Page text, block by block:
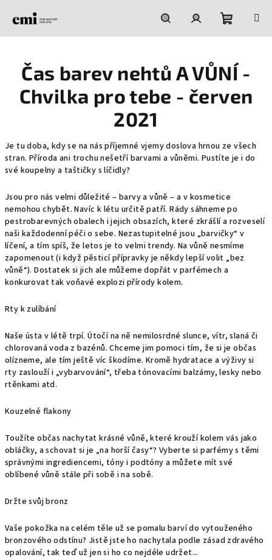
HledatPřihlášeníNákupní
košík
Čas barev nehtů A VŮNÍ -
Chvilka pro tebe - červen
2021
Je tu doba, kdy se na nás příjemné vjemy doslova hrnou ze všech
stran. Příroda ani trochu nešetří barvami a vůněmi. Pustíte je i do
své koupelny a taštičky s líčidly?
Jsou pro nás velmi důležité – barvy a vůně – a v kosmetice
nemohou chybět. Navíc k létu určitě patří. Rády sáhneme po
pestrobarevných obalech i jejich obsazích, které zkrášlí a rozveselí
naši každodenní péči o sebe. Nezastupitelné jsou „barvičky“ v
líčení, a tím spíš, že letos je to velmi trendy. Na vůně nesmíme
zapomenout (i když pěsticí přípravky je někdy lepší volit „bez
vůně“). Dostatek si jich ale můžeme dopřát v parfémech a
konkurovat tak voňavé explozi přírody kolem.
Rty k zulíbání
Naše ústa v létě trpí. Útočí na ně nemilosrdné slunce, vítr, slaná či
chlorovaná voda z bazénů. Chceme jim pomoci tím, že si je občas
olízneme, ale tím ještě víc škodíme. Kromě hydratace a výživy si
rty zaslouží i „vybarvování“, třeba tónovacími balzámy, lesky nebo
rtěnkami atd.
Kouzelné flakony
Toužíte občas nachytat krásné vůně, které krouží kolem vás jako
obláčky, a schovat si je „na horší časy“? Vyberte si parfémy s těmi
správnými ingrediencemi, tóny i podtóny a můžete mít své
oblíbené vůně stále při sobě i na sobě.
Držte svůj bronz
Vaše pokožka na celém těle už se pomalu barví do vytouženého
bronzového odstínu? Jistě jste ho nachytala podle zásad zdravého
opalování, tak teď už jen si ho co nejdéle udržet...